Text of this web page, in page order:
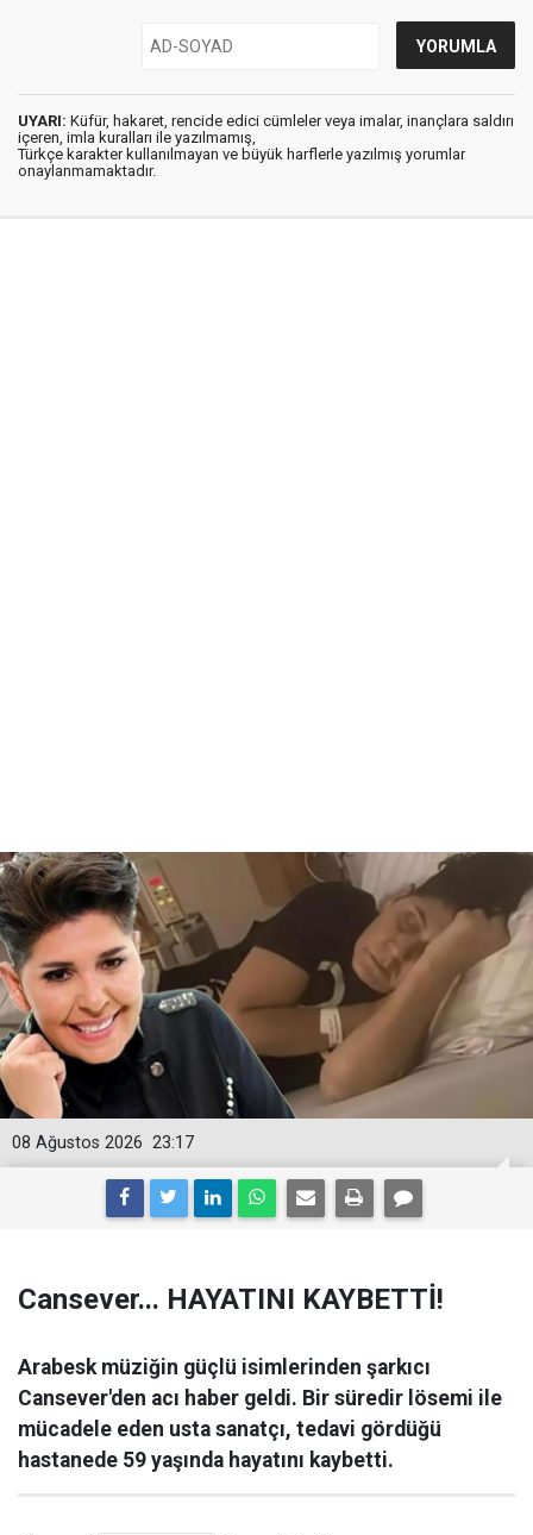
UYARI: Küfür, hakaret, rencide edici cümleler veya imalar, inançlara saldırı
içeren, imla kuralları ile yazılmamış,
Türkçe karakter kullanılmayan ve büyük harflerle yazılmış yorumlar
onaylanmamaktadır.
23:17
08 Ağustos 2026
Cansever... HAYATINI KAYBETTİ!
Arabesk müziğin güçlü isimlerinden şarkıcı
Cansever'den acı haber geldi. Bir süredir lösemi ile
mücadele eden usta sanatçı, tedavi gördüğü
hastanede 59 yaşında hayatını kaybetti.